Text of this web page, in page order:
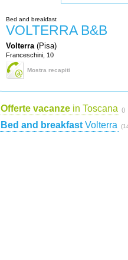
Bed and breakfast
VOLTERRA B&B
Volterra(Pisa)
Franceschini, 10
Mostra recapiti
Offerte vacanze in Toscana ()
Bed and breakfast Volterra